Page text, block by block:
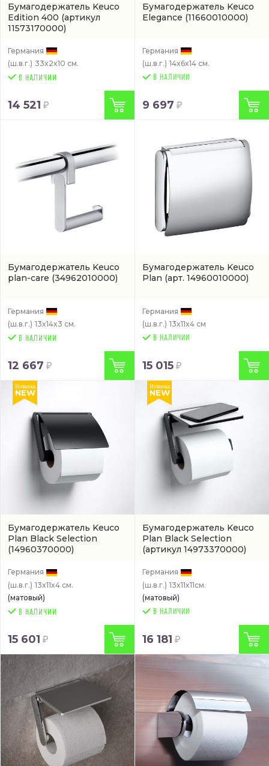
Бумагодержатель Keuco
Edition 400 (артикул
11573170000)
Германия
(ш.в.г.) 33x2x10 см.
14 521
Бумагодержатель Keuco
Elegance (11660010000)
Германия
(ш.в.г.) 14x6x14 см.
В НАЛИЧИИ
9 697
Бумагодержатель Keuco
plan-care (34962010000)
Германия
(ш.в.г.) 13x14x3 см.
12 667
Бумагодержатель Keuco
Plan (арт. 14960010000)
Германия
(ш.в.г.) 13x11x4 см
В НАЛИЧИИ
15 015
Бумагодержатель Keuco
Plan Black Selection
(14960370000)
Новинка
NEW
Германия
(ш.в.г.) 13x11x4 см.
(матовый)
15 601
Бумагодержатель Keuco
Plan Black Selection
(артикул 14973370000)
Новинка
NEW
Германия
(ш.в.г.) 13x11x11см.
(матовый)
В НАЛИЧИИ
16 181